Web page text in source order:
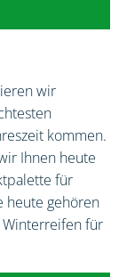
wir
kommen.
Ihnen heute
für
heute gehören
für